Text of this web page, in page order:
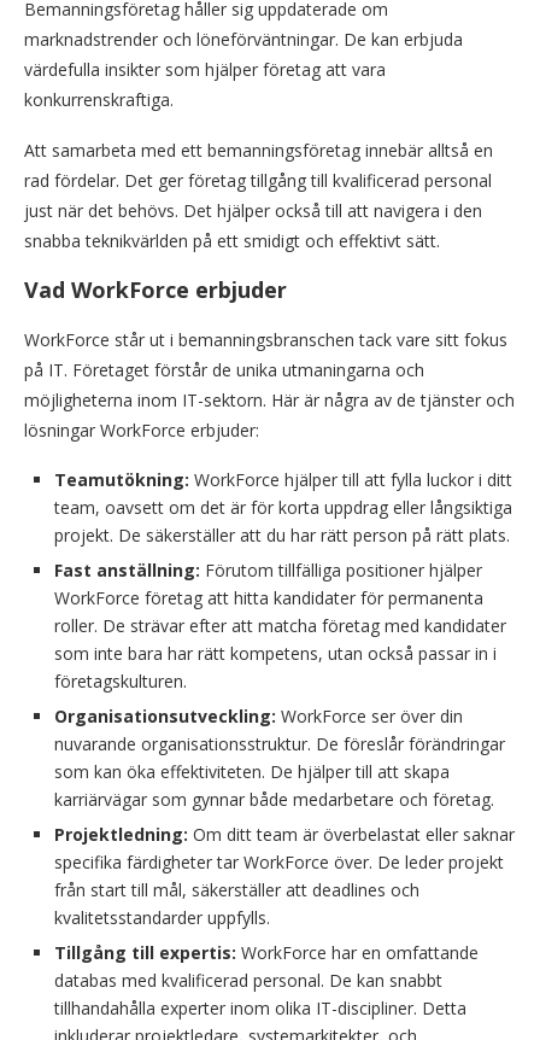
Bemanningsföretag håller sig uppdaterade om
marknadstrender och löneförväntningar. De kan erbjuda
värdefulla insikter som hjälper företag att vara
konkurrenskraftiga.
Att samarbeta med ett bemanningsföretag innebär alltså en
rad fördelar. Det ger företag tillgång till kvalificerad personal
just när det behövs. Det hjälper också till att navigera i den
snabba teknikvärlden på ett smidigt och effektivt sätt.
Vad WorkForce erbjuder
WorkForce står ut i bemanningsbranschen tack vare sitt fokus
på IT. Företaget förstår de unika utmaningarna och
möjligheterna inom IT-sektorn. Här är några av de tjänster och
lösningar WorkForce erbjuder:
Teamutökning: WorkForce hjälper till att fylla luckor i ditt
team, oavsett om det är för korta uppdrag eller långsiktiga
projekt. De säkerställer att du har rätt person på rätt plats.
Fast anställning: Förutom tillfälliga positioner hjälper
WorkForce företag att hitta kandidater för permanenta
roller. De strävar efter att matcha företag med kandidater
som inte bara har rätt kompetens, utan också passar in i
företagskulturen.
Organisationsutveckling: WorkForce ser över din
nuvarande organisationsstruktur. De föreslår förändringar
som kan öka effektiviteten. De hjälper till att skapa
karriärvägar som gynnar både medarbetare och företag.
Projektledning: Om ditt team är överbelastat eller saknar
specifika färdigheter tar WorkForce över. De leder projekt
från start till mål, säkerställer att deadlines och
kvalitetsstandarder uppfylls.
Tillgång till expertis: WorkForce har en omfattande
databas med kvalificerad personal. De kan snabbt
tillhandahålla experter inom olika IT-discipliner. Detta